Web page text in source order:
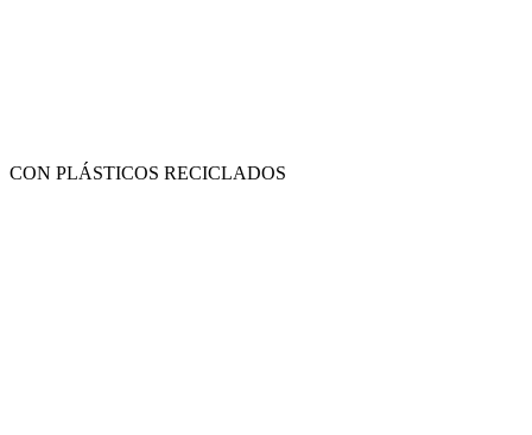
CON PLÁSTICOS RECICLADOS